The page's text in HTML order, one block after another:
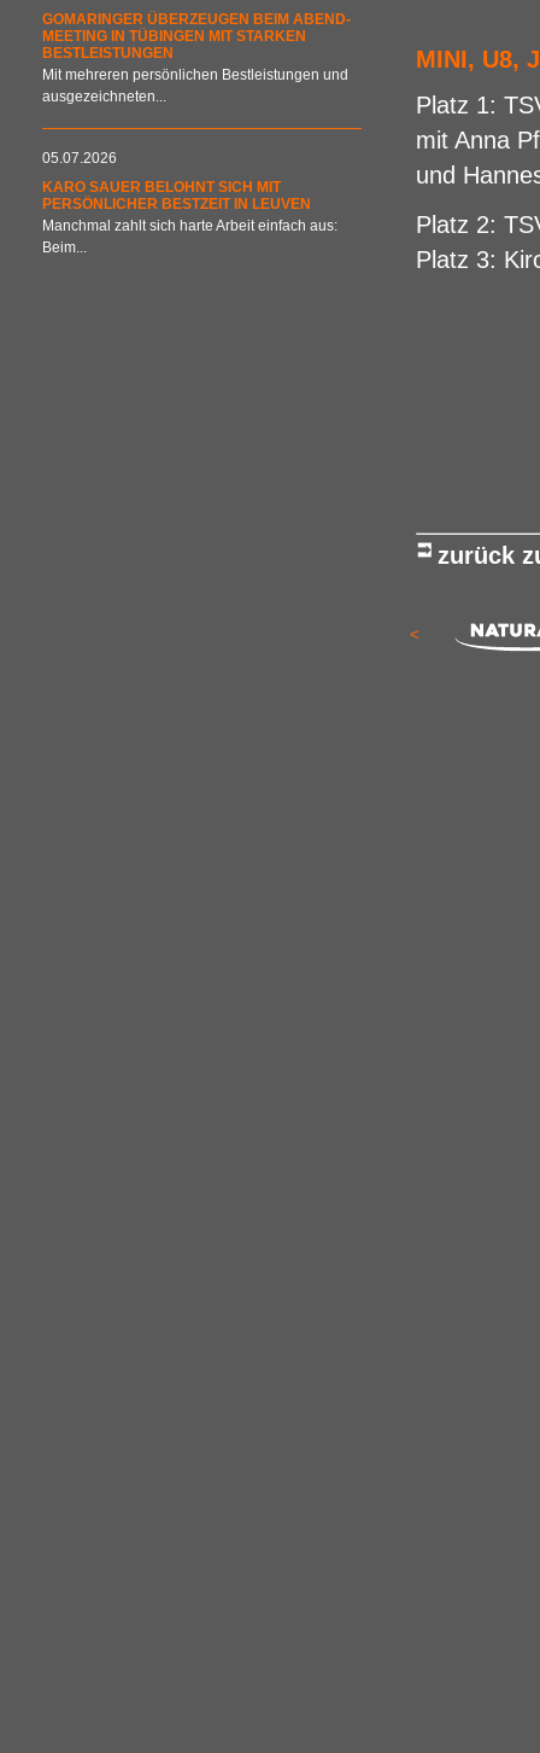
GOMARINGER ÜBERZEUGEN BEIM ABEND-
MEETING IN TÜBINGEN MIT STARKEN
BESTLEISTUNGEN
Mit mehreren persönlichen Bestleistungen und
ausgezeichneten...
05.07.2026
KARO SAUER BELOHNT SICH MIT
PERSÖNLICHER BESTZEIT IN LEUVEN
Manchmal zahlt sich harte Arbeit einfach aus:
Beim...
MINI, U8,
Platz 1:
mit Anna
und
Platz 2:
Platz 3:
zurück
<